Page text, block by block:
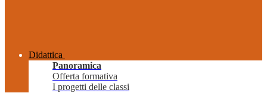
Didattica
Panoramica
Offerta formativa
I progetti delle classi